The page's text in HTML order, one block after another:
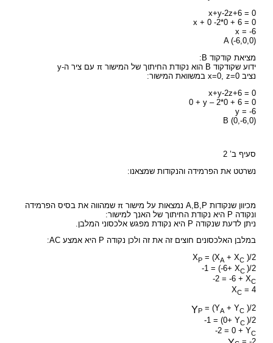
x+y-2z+6 = 0
x + 0 -2*0 + 6 = 0
x = -6
A (-6,0,0)
מציאת קודקוד B:
ידוע שקודקוד B הוא נקודת החיתוך של המישור π עם ציר ה-y
נציב x=0, z=0 במשוואת המישור:
x+y-2z+6 = 0
0 + y – 2*0 + 6 = 0
y = -6
B (0,-6,0)
סעיף ב’ 2
נשרטט את הפרמידה והנקודות שמצאנו:
מכיוון שנקודות A,B,P נמצאות על מישור π שמהווה את בסיס הפרמידה
ונקודה P היא נקודת החיתוך של האנך למישור:
ניתן לדעת שנקודה P היא נקודת מפגש אלכסוני המלבן.
במלבן האלכסונים חוצים זה את זה ולכן נקודה P היא אמצע AC:
XP = (XA + XC )/2
-1 = (-6+ XC )/2
-2 = -6 + XC
XC = 4
YP = (YA + YC )/2
-1 = (0+ YC )/2
-2 = 0 + YC